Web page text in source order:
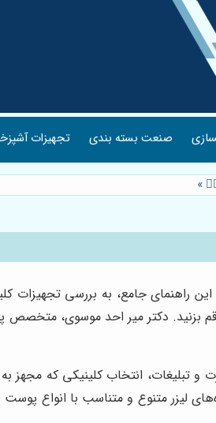
صنعت بسته بندی تجهیزات
»
راهنمای جامع، به بررسی
بزنید. دکتر میر احد موسوی، متخصص
انتخاب کلینیکی که مجهز به
متنوع و متناسب با انواع پوست و